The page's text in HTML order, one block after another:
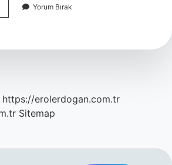
Anabolik
Yorum Bırak
https://erolerdogan.com.tr
Sitemap